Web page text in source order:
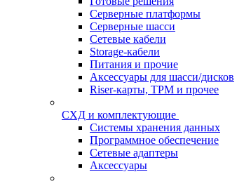
Серверные платформы
Серверные шасси
Сетевые кабели
Storage-кабели
Питания и прочие
Аксессуары для шасси/дисков
Riser-карты, TPM и прочее
СХД и комплектующие
Системы хранения данных
Программное обеспечение
Сетевые адаптеры
Аксессуары